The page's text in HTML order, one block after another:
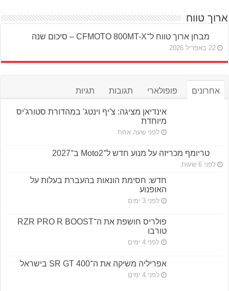
ארוך טווח
מבחן ארוך טווח ל־CFMOTO 800MT-X – סיכום שנה
22 באפריל 2026
אחרונים פופולארי תגובות תגיות
אינדיאן מציגה: צ'יף וינטג' במהדורת סטורג'יס
מיוחדת
לפני שעה אחת
טריומף מכריזה על מנוע חדש ל־Moto2 ב־2027
לפני 6 שעות
חדש: חסימת הונאות בהעברת בעלות על
האופנוע
לפני 3 ימים
פולריס חושפת את ה־RZR PRO R BOOST
טורבו
לפני 4 ימים
אפריליה משיקה את ה־SR GT 400 בישראל
לפני 4 ימים